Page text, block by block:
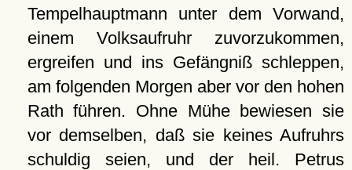
Tempelhauptmann unter dem Vorwand,
einem Volksaufruhr zuvorzukommen,
ergreifen und ins Gefängniß schleppen,
am folgenden Morgen aber vor den hohen
Rath führen. Ohne Mühe bewiesen sie
vor demselben, daß sie keines Aufruhrs
schuldig seien, und der heil. Petrus